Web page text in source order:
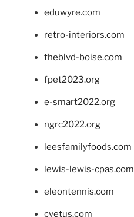
eduwyre.com
retro-interiors.com
theblvd-boise.com
fpet2023.org
e-smart2022.org
ngrc2022.org
leesfamilyfoods.com
lewis-lewis-cpas.com
eleontennis.com
cyetus.com